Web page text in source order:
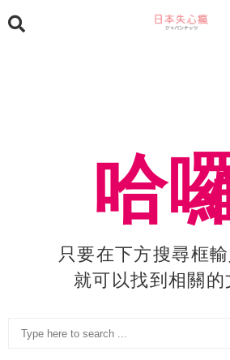
哈
只要在下方搜尋框
就可以找到相關的